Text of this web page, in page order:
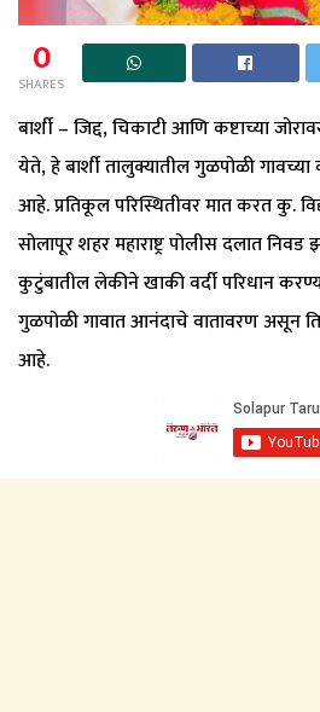
0
SHARES
बार्शी – जिद्द, चिकाटी आणि कष्टाच्या
येते, हे बार्शी तालुक्यातील गुळपोळी
आहे. प्रतिकूल परिस्थितीवर मात करत कु.
सोलापूर शहर महाराष्ट्र पोलीस दलात
कुटुंबातील लेकीने खाकी वर्दी परिधान
गुळपोळी गावात आनंदाचे वातावरण असून
आहे.